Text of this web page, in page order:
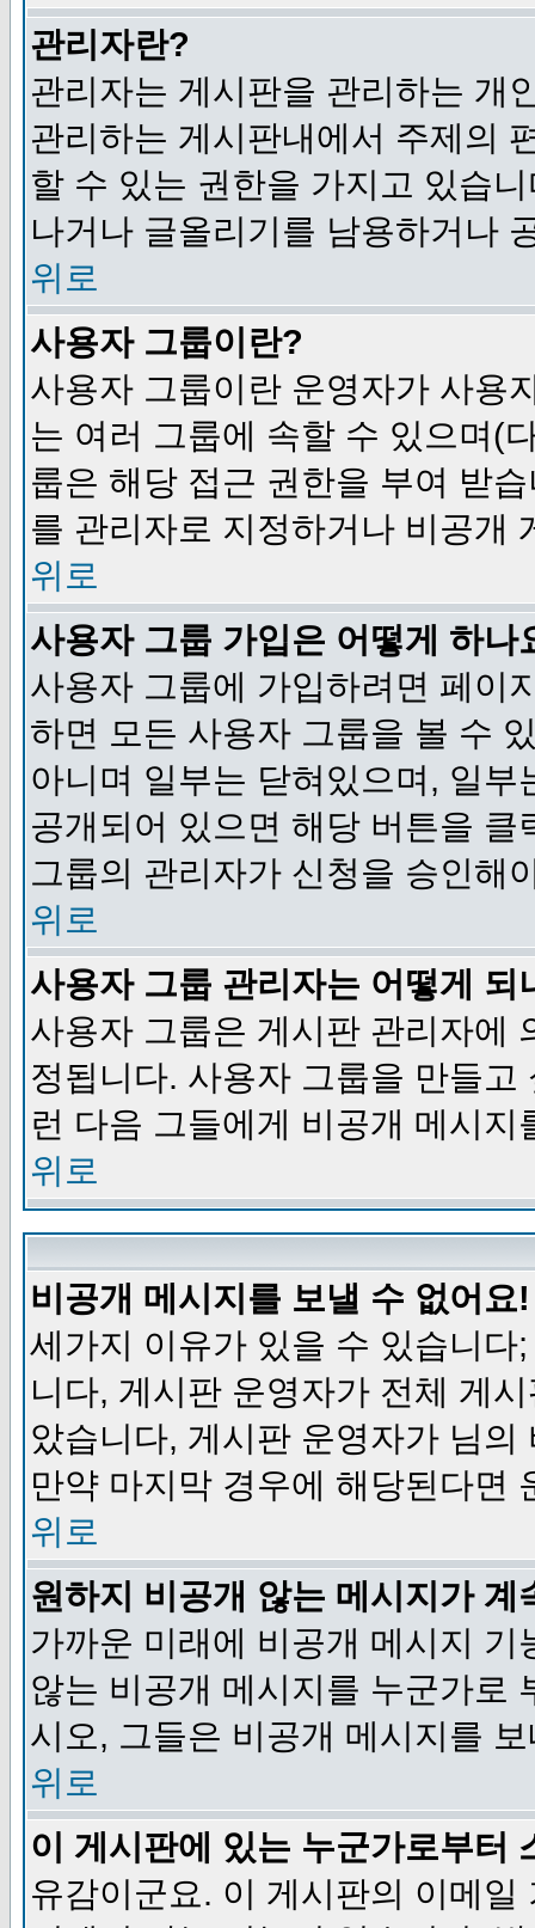
관리자란?
관리자는 게시판을 관리하는 개
관리하는 게시판내에서 주제의
할 수 있는 권한을 가지고 있습
나거나 글올리기를 남용하거나
위로
사용자 그룹이란?
사용자 그룹이란 운영자가 사용
는 여러 그룹에 속할 수 있으며(
룹은 해당 접근 권한을 부여 받
를 관리자로 지정하거나 비공개
위로
사용자 그룹 가입은 어떻게 하나
사용자 그룹에 가입하려면 페이
하면 모든 사용자 그룹을 볼 수
아니며 일부는 닫혀있으며, 일
공개되어 있으면 해당 버튼을
그룹의 관리자가 신청을 승인해
위로
사용자 그룹 관리자는 어떻게 되
사용자 그룹은 게시판 관리자에
정됩니다. 사용자 그룹을 만들
런 다음 그들에게 비공개 메시지
위로
비공개 메시지를 보낼 수 없어요!
세가지 이유가 있을 수 있습니
니다, 게시판 운영자가 전체 게
았습니다, 게시판 운영자가 님
만약 마지막 경우에 해당된다면
위로
원하지 비공개 않는 메시지가 계
가까운 미래에 비공개 메시지
않는 비공개 메시지를 누군가로
시오, 그들은 비공개 메시지를
위로
이 게시판에 있는 누군가로부터
유감이군요. 이 게시판의 이메